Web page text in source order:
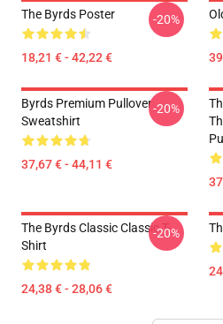
The Byrds Poster
18,21 € - 42,22 €
-20%
Byrds Premium Pullover
Sweatshirt
37,67 € - 44,11 €
-20%
The Byrds Classic Classic T-
Shirt
24,38 € - 28,06 €
-20%